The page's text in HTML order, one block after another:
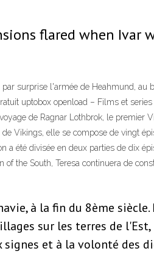
flared when
surprise l'armée de Heahmund, au
uptobox openload – Films et
de Ragnar Lothbrok, le premier
Vikings, elle se compose de vingt
a été divisée en deux parties de dix
the South, Teresa continuera de
à la fin du 8ème
sur les terres de
et à la volonté des